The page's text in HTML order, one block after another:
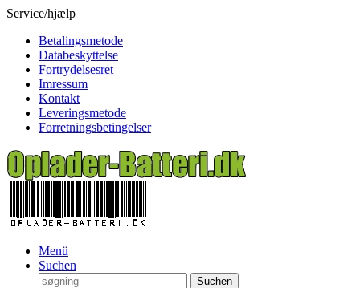
Service/hjælp
Betalingsmetode
Databeskyttelse
Fortrydelsesret
Imressum
Kontakt
Leveringsmetode
Forretningsbetingelser
Menü
Suchen
Suchen